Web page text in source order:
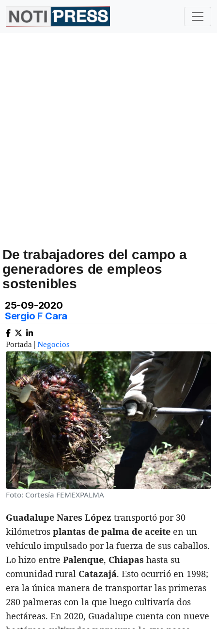
De trabajadores del campo a
generadores de empleos
sostenibles
25-09-2020
Sergio F Cara
Portada | Negocios
Foto: Cortesía FEMEXPALMA
Guadalupe Nares López transportó por 30
kilómetros plantas de palma de aceite en un
vehículo impulsado por la fuerza de sus caballos.
Lo hizo entre Palenque, Chiapas hasta su
comunidad rural Catazajá. Esto ocurrió en 1998;
era la única manera de transportar las primeras
280 palmeras con la que luego cultivaría dos
hectáreas. En 2020, Guadalupe cuenta con nueve